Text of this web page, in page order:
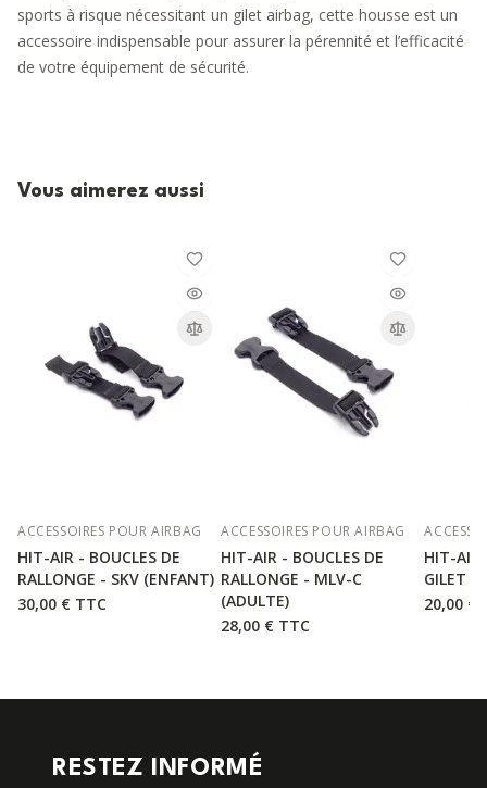
sports à risque nécessitant un gilet airbag, cette housse est un
accessoire indispensable pour assurer la pérennité et l’efficacité
de votre équipement de sécurité.
Vous aimerez aussi
ACCESSOIRES POUR AIRBAG
HIT-AIR - BOUCLES DE
RALLONGE - SKV (ENFANT)
30,00 € TTC
ACCESSOIRES POUR AIRBAG
HIT-AIR - BOUCLES DE
RALLONGE - MLV-C
(ADULTE)
28,00 € TTC
HIT-AIR
GILET
20,00 €
RESTEZ INFORMÉ